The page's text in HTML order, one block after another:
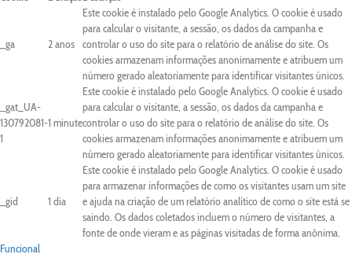
_ga 2 anos
Este cookie é instalado pelo Google Analytics. O cookie é usado
para calcular o visitante, a sessão, os dados da campanha e
controlar o uso do site para o relatório de análise do site. Os
cookies armazenam informações anonimamente e atribuem um
número gerado aleatoriamente para identificar visitantes únicos.
_gat_UA-
130792081-
1
1 minute
Este cookie é instalado pelo Google Analytics. O cookie é usado
para calcular o visitante, a sessão, os dados da campanha e
controlar o uso do site para o relatório de análise do site. Os
cookies armazenam informações anonimamente e atribuem um
número gerado aleatoriamente para identificar visitantes únicos.
_gid 1 dia
Este cookie é instalado pelo Google Analytics. O cookie é usado
para armazenar informações de como os visitantes usam um site
e ajuda na criação de um relatório analítico de como o site está se
saindo. Os dados coletados incluem o número de visitantes, a
fonte de onde vieram e as páginas visitadas de forma anônima.
Funcional